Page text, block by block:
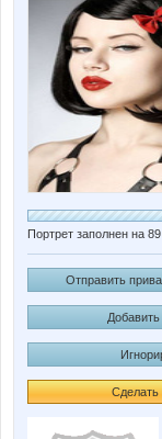
Портрет заполнен на
Отправить
Сделать